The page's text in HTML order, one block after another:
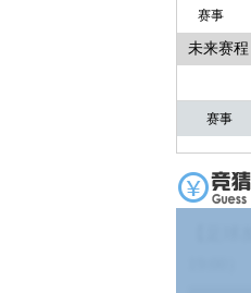
赛事
未来赛程
赛事